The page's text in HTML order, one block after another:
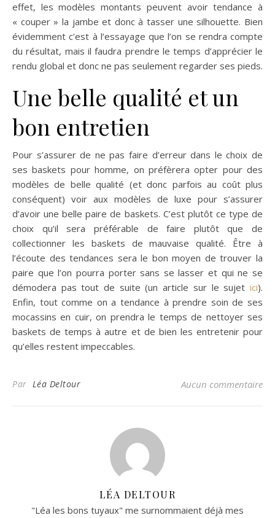
effet, les modèles montants peuvent avoir tendance à
« couper » la jambe et donc à tasser une silhouette. Bien
évidemment c’est à l’essayage que l’on se rendra compte
du résultat, mais il faudra prendre le temps d’apprécier le
rendu global et donc ne pas seulement regarder ses pieds.
Une belle qualité et un
bon entretien
Pour s’assurer de ne pas faire d’erreur dans le choix de
ses baskets pour homme, on préfèrera opter pour des
modèles de belle qualité (et donc parfois au coût plus
conséquent) voir aux modèles de luxe pour s’assurer
d’avoir une belle paire de baskets. C’est plutôt ce type de
choix qu’il sera préférable de faire plutôt que de
collectionner les baskets de mauvaise qualité. Être à
l’écoute des tendances sera le bon moyen de trouver la
paire que l’on pourra porter sans se lasser et qui ne se
démodera pas tout de suite (un article sur le sujet ici).
Enfin, tout comme on a tendance à prendre soin de ses
mocassins en cuir, on prendra le temps de nettoyer ses
baskets de temps à autre et de bien les entretenir pour
qu’elles restent impeccables.
Par Léa Deltour Aucun commentaire
LÉA DELTOUR
"Léa les bons tuyaux" me surnommaient déjà mes